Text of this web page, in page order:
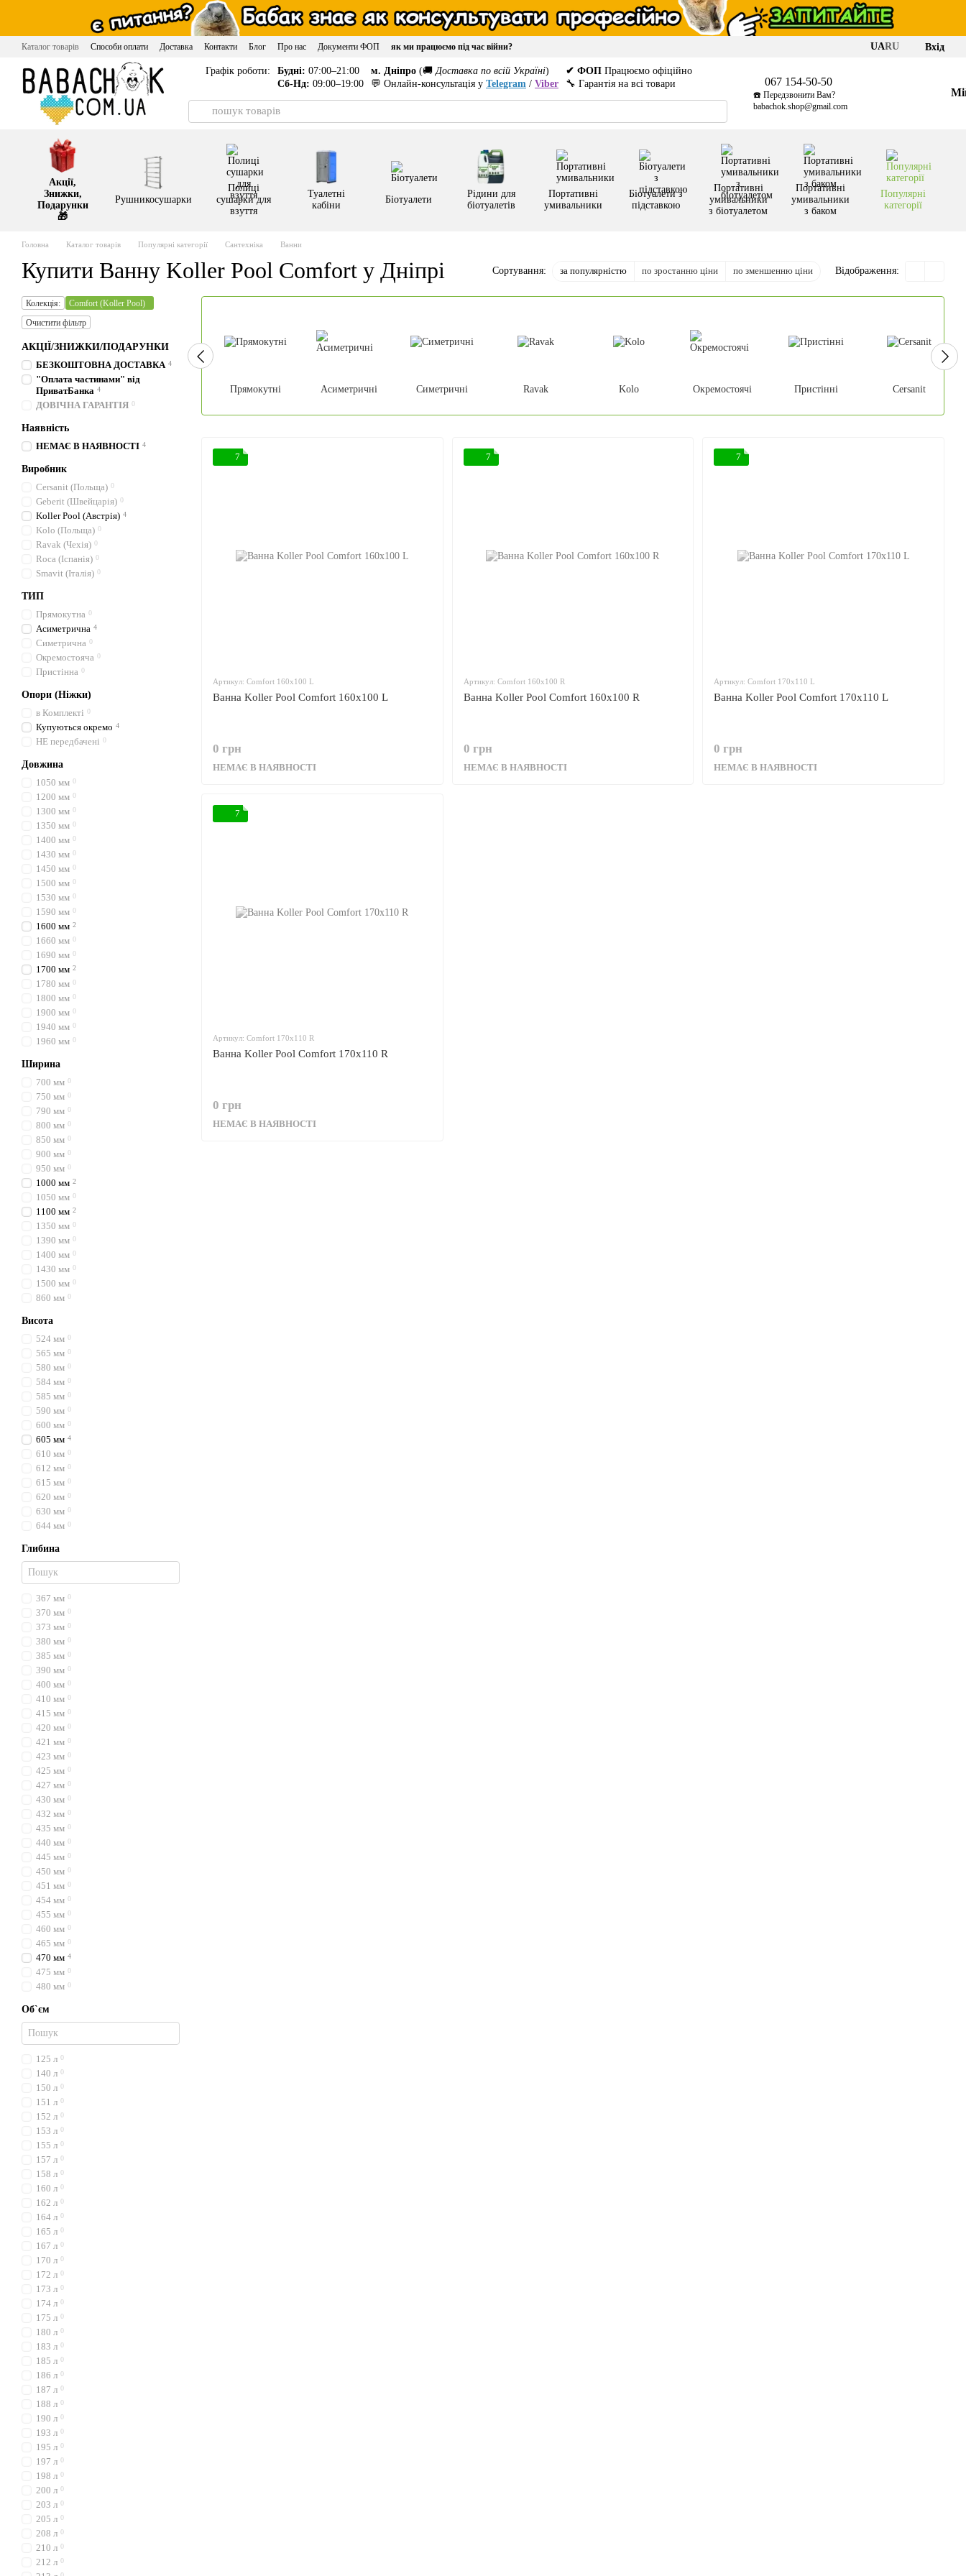
Перейти до основного контенту
Каталог товарів Способи оплати Доставка Контакти Блог Про нас Документи ФОП як ми працюємо під час війни? UARU Вхід
Графік роботи: Будні: 07:00–21:00
Сб-Нд: 09:00–19:00
м. Дніпро (🚚 Доставка по всій Україні)
💬 Онлайн-консультація у Telegram / Viber
✔ ФОП Працюємо офіційно
🔧 Гарантія на всі товари
067 154-50-50
☎️ Передзвонити Вам?
babachok.shop@gmail.com
Акції,
Знижки,
Подарунки
🎁
Рушникосушарки
Полиці
сушарки для
взуття
Туалетні
кабіни
Біотуалети
Рідини для
біотуалетів
Портативні
умивальники
Біотуалети з
підставкою
Портативні
умивальники
з біотуалетом
Портативні
умивальники
з баком
Популярні
категорії
Головна Каталог товарів Популярні категорії Сантехніка Ванни
Купити Ванну Koller Pool Comfort у Дніпрі Сортування: за популярністю по зростанню ціни по зменшенню ціни Відображення:
Прямокутні Асиметричні Симетричні Ravak Kolo Окремостоячі Пристінні Cersanit
7
Артикул: Comfort 160x100 L
Ванна Koller Pool Comfort 160x100 L
0 грн
НЕМАЄ В НАЯВНОСТІ
7
Артикул: Comfort 160x100 R
Ванна Koller Pool Comfort 160x100 R
0 грн
НЕМАЄ В НАЯВНОСТІ
7
Артикул: Comfort 170x110 L
Ванна Koller Pool Comfort 170x110 L
0 грн
НЕМАЄ В НАЯВНОСТІ
7
Артикул: Comfort 170x110 R
Ванна Koller Pool Comfort 170x110 R
0 грн
НЕМАЄ В НАЯВНОСТІ
Колекція:
Comfort (Koller Pool)
Очистити фільтр
АКЦІЇ/ЗНИЖКИ/ПОДАРУНКИ
БЕЗКОШТОВНА ДОСТАВКА 4
"Оплата частинами" від
ПриватБанка 4
ДОВІЧНА ГАРАНТІЯ 0
Наявність
НЕМАЄ В НАЯВНОСТІ 4
Виробник
Cersanit (Польща) 0
Geberit (Швейцарія) 0
Koller Pool (Австрія) 4
Kolo (Польща) 0
Ravak (Чехія) 0
Roca (Іспанія) 0
Smavit (Італія) 0
ТИП
Прямокутна 0
Асиметрична 4
Симетрична 0
Окремостояча 0
Пристінна 0
Опори (Ніжки)
в Комплекті 0
Купуються окремо 4
НЕ передбачені 0
Довжина
1050 мм 0
1200 мм 0
1300 мм 0
1350 мм 0
1400 мм 0
1430 мм 0
1450 мм 0
1500 мм 0
1530 мм 0
1590 мм 0
1600 мм 2
1660 мм 0
1690 мм 0
1700 мм 2
1780 мм 0
1800 мм 0
1900 мм 0
1940 мм 0
1960 мм 0
Ширина
700 мм 0
750 мм 0
790 мм 0
800 мм 0
850 мм 0
900 мм 0
950 мм 0
1000 мм 2
1050 мм 0
1100 мм 2
1350 мм 0
1390 мм 0
1400 мм 0
1430 мм 0
1500 мм 0
860 мм 0
Висота
524 мм 0
565 мм 0
580 мм 0
584 мм 0
585 мм 0
590 мм 0
600 мм 0
605 мм 4
610 мм 0
612 мм 0
615 мм 0
620 мм 0
630 мм 0
644 мм 0
Глибина
367 мм 0
370 мм 0
373 мм 0
380 мм 0
385 мм 0
390 мм 0
400 мм 0
410 мм 0
415 мм 0
420 мм 0
421 мм 0
423 мм 0
425 мм 0
427 мм 0
430 мм 0
432 мм 0
435 мм 0
440 мм 0
445 мм 0
450 мм 0
451 мм 0
454 мм 0
455 мм 0
460 мм 0
465 мм 0
470 мм 4
475 мм 0
480 мм 0
Об`єм
125 л 0
140 л 0
150 л 0
151 л 0
152 л 0
153 л 0
155 л 0
157 л 0
158 л 0
160 л 0
162 л 0
164 л 0
165 л 0
167 л 0
170 л 0
172 л 0
173 л 0
174 л 0
175 л 0
180 л 0
183 л 0
185 л 0
186 л 0
187 л 0
188 л 0
190 л 0
193 л 0
195 л 0
197 л 0
198 л 0
200 л 0
203 л 0
205 л 0
208 л 0
210 л 0
212 л 0